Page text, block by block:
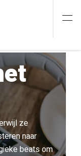
ze
naar
beats om